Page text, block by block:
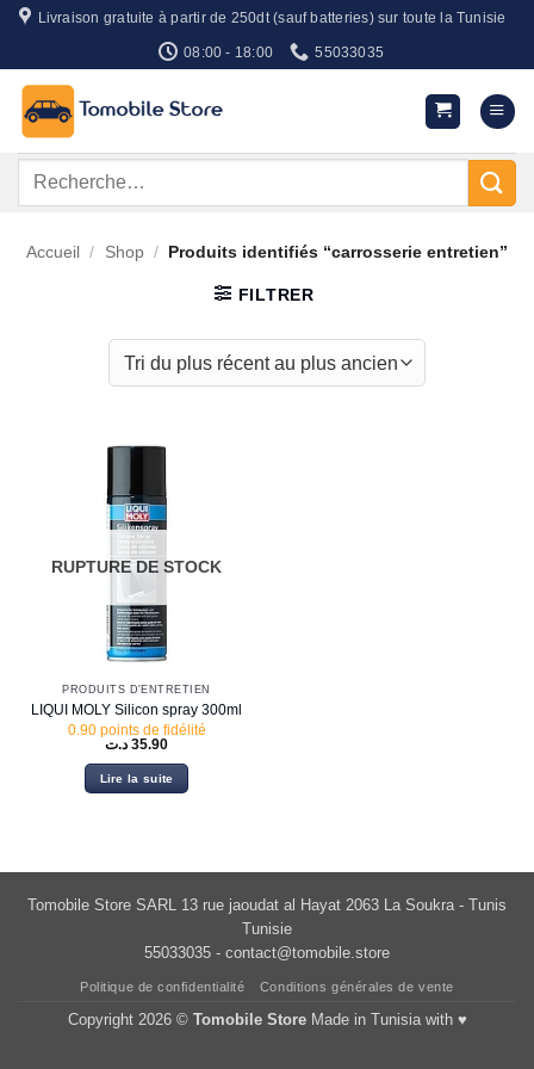
Passer
contenu
Livraison gratuite à partir de 250dt (sauf batteries) sur toute la Tunisie
08:00 - 18:00 55033035
Recherche
Accueil / Shop / Produits identifiés “carrosserie entretien”
FILTRER
RUPTURE DE STOCK
PRODUITS D'ENTRETIEN
LIQUI MOLY Silicon spray 300ml
0.90 points de fidélité
35.90 د.ت
Lire la suite
Tomobile Store SARL 13 rue jaoudat al Hayat 2063 La Soukra - Tunis
Tunisie
55033035 - contact@tomobile.store
Politique de confidentialité Conditions générales de vente
Copyright 2026 © Tomobile StoreMade in Tunisia with ♥